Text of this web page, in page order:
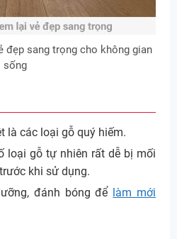
đẹp sang trọng cho không gian
sống
là các loại gỗ quý hiếm.
loại gỗ tự nhiên rất dễ bị mối
khi sử dụng.
đánh bóng để làm mới